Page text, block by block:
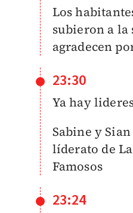
Los
subieron a
agradecen
23:30
Ya hay
Sabine y
líderato de
Famosos
23:24